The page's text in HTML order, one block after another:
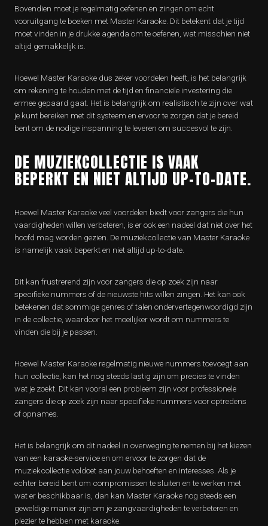
Bovendien moet je regelmatig oefenen en zingen om echt
vooruitgang te boeken met Master Karaoke. Dit betekent dat je tijd
moet vinden in je drukke agenda om te oefenen, wat misschien niet
altijd gemakkelijk is.
Hoewel Master Karaoke dus zeker voordelen heeft, is het belangrijk
om rekening te houden met de tijd en financiële investering die
ermee gepaard gaat. Het is belangrijk om realistisch te zijn over wat
je kunt bereiken met dit systeem en ervoor te zorgen dat je bereid
bent om de nodige inspanning te leveren om succesvol te zijn.
DE MUZIEKCOLLECTIE IS VAAK
BEPERKT EN NIET ALTIJD UP-TO-DATE.
Hoewel Master Karaoke veel voordelen biedt voor zangers die hun
vaardigheden willen verbeteren, is er ook een nadeel dat niet over het
hoofd mag worden gezien. De muziekcollectie van Master Karaoke
is namelijk vaak beperkt en niet altijd up-to-date.
Dit kan frustrerend zijn voor zangers die op zoek zijn naar
specifieke nummers of de nieuwste hits willen zingen. Het kan ook
betekenen dat sommige genres of talen ondervertegenwoordigd zijn
in de collectie, waardoor het moeilijker wordt om nummers te
vinden die bij je passen.
Hoewel Master Karaoke regelmatig nieuwe nummers toevoegt aan
hun collectie, kan het nog steeds lastig zijn om precies te vinden
wat je zoekt. Dit kan vooral een probleem zijn voor professionele
zangers die op zoek zijn naar specifieke nummers voor optredens
of opnames.
Het is belangrijk om dit nadeel in overweging te nemen bij het kiezen
van een karaoke-service en om ervoor te zorgen dat de
muziekcollectie voldoet aan jouw behoeften en interesses. Als je
echter bereid bent om compromissen te sluiten en te werken met
wat er beschikbaar is, dan kan Master Karaoke nog steeds een
geweldige manier zijn om je zangvaardigheden te verbeteren en
plezier te hebben met karaoke.